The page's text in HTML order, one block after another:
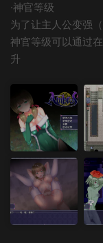
·神官等级
为了让主人公变强
神官等级可以通过
升